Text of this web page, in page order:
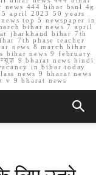
news 444 bihar bsnl 4g
april 2023 50 years
top 5 newspaper in
bihar news 7 april
jharkhand bihar 7th
7th phase teacher
news 8 march bihar
bihar news 9 february
न्यूज़ 9 bharat news hindi
in bihar today
news 9 bharat news
v 9 bharat news